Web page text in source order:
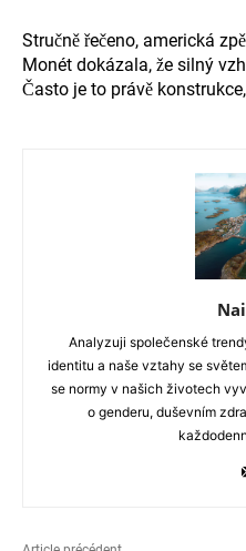
Stručně řečeno, americká
Monét dokázala, že silný
Často je to právě
Analyzuji společenské
identitu a naše vztahy se
se normy v našich životech
o genderu, duševním